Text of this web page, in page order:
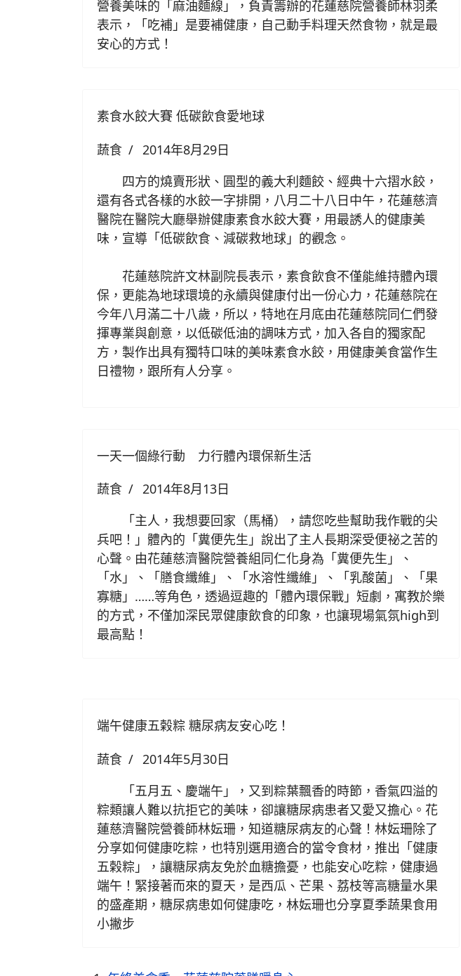
營養美味的「麻油麵線」，負責籌辦的花蓮慈院營養師林羽柔
表示，「吃補」是要補健康，自己動手料理天然食物，就是最
安心的方式！
素食水餃大賽 低碳飲食愛地球
蔬食
2014年8月29日
四方的燒賣形狀、圓型的義大利麵餃、經典十六摺水餃，
還有各式各樣的水餃一字排開，八月二十八日中午，花蓮慈濟
醫院在醫院大廳舉辦健康素食水餃大賽，用最誘人的健康美
味，宣導「低碳飲食、減碳救地球」的觀念。
花蓮慈院許文林副院長表示，素食飲食不僅能維持體內環
保，更能為地球環境的永續與健康付出一份心力，花蓮慈院在
今年八月滿二十八歲，所以，特地在月底由花蓮慈院同仁們發
揮專業與創意，以低碳低油的調味方式，加入各自的獨家配
方，製作出具有獨特口味的美味素食水餃，用健康美食當作生
日禮物，跟所有人分享。
一天一個綠行動 力行體內環保新生活
蔬食
2014年8月13日
「主人，我想要回家（馬桶），請您吃些幫助我作戰的尖
兵吧！」體內的「糞便先生」說出了主人長期深受便祕之苦的
心聲。由花蓮慈濟醫院營養組同仁化身為「糞便先生」、
「水」、「膳食纖維」、「水溶性纖維」、「乳酸菌」、「果
寡糖」……等角色，透過逗趣的「體內環保戰」短劇，寓教於樂
的方式，不僅加深民眾健康飲食的印象，也讓現場氣氛high到
最高點！
端午健康五榖粽 糖尿病友安心吃！
蔬食
2014年5月30日
「五月五、慶端午」，又到粽葉飄香的時節，香氣四溢的
粽類讓人難以抗拒它的美味，卻讓糖尿病患者又愛又擔心。花
蓮慈濟醫院營養師林妘珊，知道糖尿病友的心聲！林妘珊除了
分享如何健康吃粽，也特別選用適合的當令食材，推出「健康
五榖粽」，讓糖尿病友免於血糖擔憂，也能安心吃粽，健康過
端午！緊接著而來的夏天，是西瓜、芒果、荔枝等高糖量水果
的盛產期，糖尿病患如何健康吃，林妘珊也分享夏季蔬果食用
小撇步